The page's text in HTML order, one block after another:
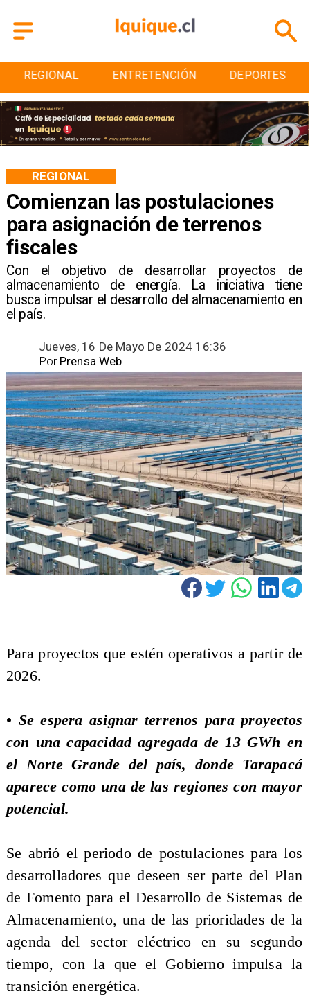
REGIONAL ENTRETENCIÓN DEPORTES
Comienzan las postulaciones
para asignación de terrenos
fiscales
Con el objetivo de desarrollar proyectos de
almacenamiento de energía. La iniciativa tiene
busca impulsar el desarrollo del almacenamiento en
el país.
REGIONAL
Jueves, 16 De Mayo De 2024 16:36
Prensa Web
Por
Para proyectos que estén operativos a partir de
2026.
• Se espera asignar terrenos para proyectos
con una capacidad agregada de 13 GWh en
el Norte Grande del país, donde Tarapacá
aparece como una de las regiones con mayor
potencial.
Se abrió el periodo de postulaciones para los
desarrolladores que deseen ser parte del Plan
de Fomento para el Desarrollo de Sistemas de
Almacenamiento, una de las prioridades de la
agenda del sector eléctrico en su segundo
tiempo, con la que el Gobierno impulsa la
transición energética.